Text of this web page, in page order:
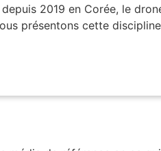
2019 en Corée, le
présentons cette